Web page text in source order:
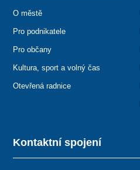
Kontaktní spojení
O městě
Pro podnikatele
Pro občany
Kultura, sport a volný čas
Otevřená radnice